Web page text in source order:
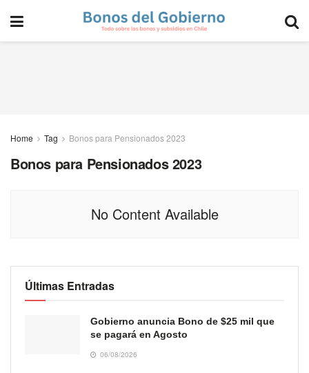
Home Tag Bonos para Pensionados 2023
Bonos para Pensionados 2023
No Content Available
Últimas Entradas
Gobierno anuncia Bono de $25 mil que
se pagará en Agosto
06/08/2026